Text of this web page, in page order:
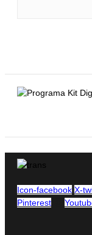
Icon-facebook X-
Pinterest